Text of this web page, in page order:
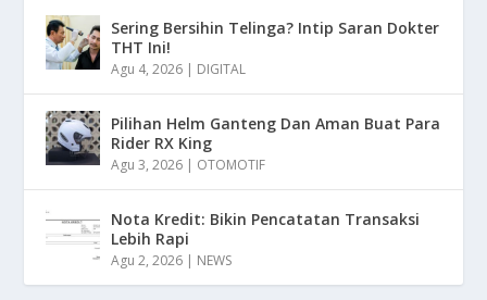
Sering Bersihin Telinga? Intip Saran Dokter
THT Ini!
Agu 4, 2026 | DIGITAL
Pilihan Helm Ganteng Dan Aman Buat Para
Rider RX King
Agu 3, 2026 | OTOMOTIF
Nota Kredit: Bikin Pencatatan Transaksi
Lebih Rapi
Agu 2, 2026 | NEWS